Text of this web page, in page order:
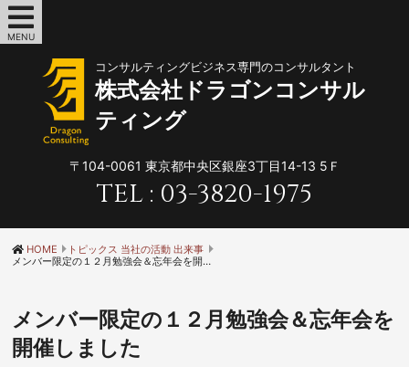
MENU
コンサルティングビジネス専門のコンサルタント
株式会社ドラゴンコンサル
ティング
〒104-0061 東京都中央区銀座3丁目14-13 5Ｆ
TEL : 03-3820-1975
HOME
トピックス 当社の活動 出来事
メンバー限定の１２月勉強会＆忘年会を開催しました
メンバー限定の１２月勉強会＆忘年会を
開催しました